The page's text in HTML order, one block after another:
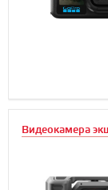
Видеокамера